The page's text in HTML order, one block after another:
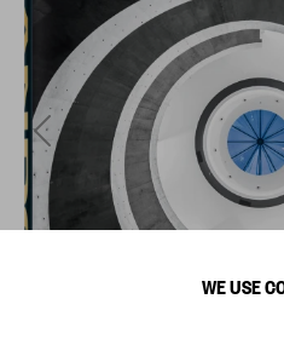
WE USE